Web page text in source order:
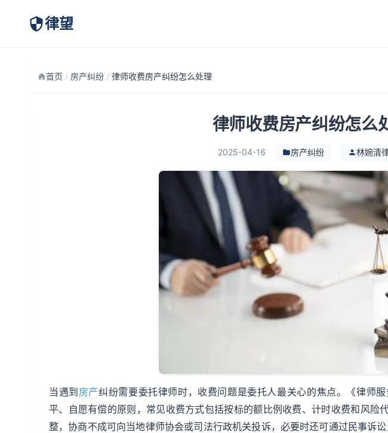
律望
首页 / 房产纠纷 / 律师收费房产纠纷怎么处理
律师收费房产纠纷怎么
2025-04-16 房产纠纷 林婉清
当遇到 房产纠纷需要委托律师时，收费问题是委托人最关心的焦点。《律师
平、自愿有偿的原则，常见收费方式包括按标的额比例收费、计时收费和风险
整，协商不成可向当地律师协会或司法行政机关投诉，必要时还可通过民事诉讼